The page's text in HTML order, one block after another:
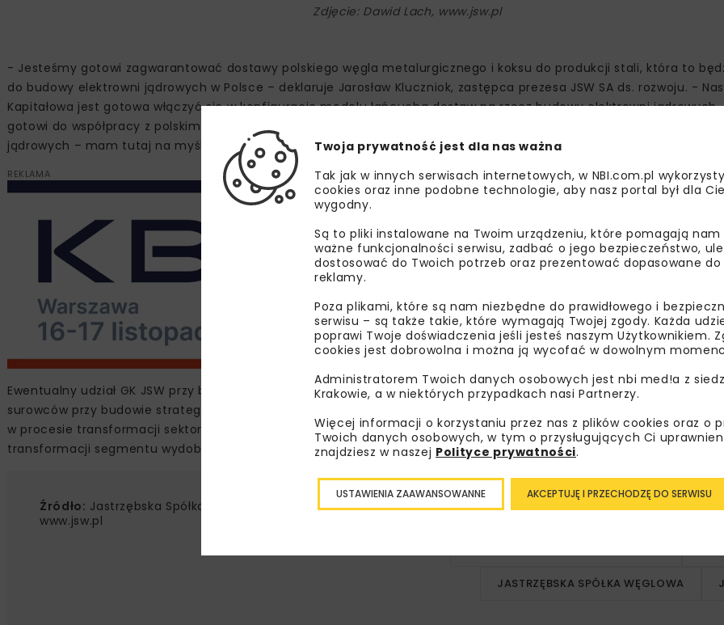
Zdjęcie: Dawid Lach, www.jsw.pl
- Jesteśmy gotowi zagwarantować dostawy polskiego węgla metalurgicznego i koksu do produkcji stali, która to
do budowy elektrowni jądrowych w Polsce – deklaruje Jarosław Kluczniok, zastępca prezesa JSW SA ds. rozwoju. -
Kapitałowa jest gotowa włączyć się w konfigurację modelu łańcucha dostaw na rzecz budowy elektrowni
gotowi do współpracy z polskim rządem oraz Generalnymi Wykonawcami zaangażowanymi w budowę polskich
jądrowych – mam tutaj na myśli m.in. Konsorcjum Westinghouse i Bechtel czy EDF – dodaje Jarosław Kluczniok.
REKLAMA
Ewentualny udział GK JSW przy budowie elektrowni jądrowych, to wzrost i gwarancja zaangażowania polskiego
surowców przy budowie strategicznej infrastruktury energetycznej dla naszego kraju. GK JSW zamierza aktywnie
w procesie transformacji sektora elektroenergetycznego w Polsce, co jest również elementem planowanej
transformacji segmentu wydobywczego oraz analizowanymi możliwościami dywersyfikacji biznesowej GK JSW.
Źródło: Jastrzębska Spółka Węglowa SA,
www.jsw.pl
JASTRZĘBSKA SPÓŁKA WĘGLOWA
Twoja prywatność jest dla nas ważna
Tak jak w innych serwisach internetowych, w NBI.com.pl
cookies oraz inne podobne technologie, aby nasz portal był dla
wygodny.
Są to pliki instalowane na Twoim urządzeniu, które pomagają
ważne funkcjonalności serwisu, zadbać o jego bezpieczeństwo,
dostosować do Twoich potrzeb oraz prezentować dopasowane
reklamy.
Poza plikami, które są nam niezbędne do prawidłowego i
serwisu – są także takie, które wymagają Twojej zgody. Każda
poprawi Twoje doświadczenia jeśli jesteś naszym Użytkownikiem.
cookies jest dobrowolna i można ją wycofać w dowolnym
Administratorem Twoich danych osobowych jest nbi med!a z
Krakowie, a w niektórych przypadkach nasi Partnerzy.
Więcej informacji o korzystaniu przez nas z plików cookies oraz o
Twoich danych osobowych, w tym o przysługujących Ci
znajdziesz w naszej Polityce prywatności.
AKCEPTUJĘ I PRZECHODZĘ DO SERWISU
USTAWIENIA ZAAWANSOWANNE